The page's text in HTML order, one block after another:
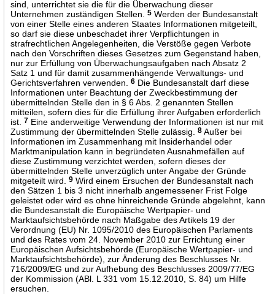
sind, unterrichtet sie die für die Überwachung dieser
Unternehmen zuständigen Stellen.5 Werden der Bundesanstalt
von einer Stelle eines anderen Staates Informationen mitgeteilt,
so darf sie diese unbeschadet ihrer Verpflichtungen in
strafrechtlichen Angelegenheiten, die Verstöße gegen Verbote
nach den Vorschriften dieses Gesetzes zum Gegenstand haben,
nur zur Erfüllung von Überwachungsaufgaben nach Absatz 2
Satz 1 und für damit zusammenhängende Verwaltungs- und
Gerichtsverfahren verwenden.6 Die Bundesanstalt darf diese
Informationen unter Beachtung der Zweckbestimmung der
übermittelnden Stelle den in § 6 Abs. 2 genannten Stellen
mitteilen, sofern dies für die Erfüllung ihrer Aufgaben erforderlich
ist.7 Eine anderweitige Verwendung der Informationen ist nur mit
Zustimmung der übermittelnden Stelle zulässig.8 Außer bei
Informationen im Zusammenhang mit Insiderhandel oder
Marktmanipulation kann in begründeten Ausnahmefällen auf
diese Zustimmung verzichtet werden, sofern dieses der
übermittelnden Stelle unverzüglich unter Angabe der Gründe
mitgeteilt wird.9 Wird einem Ersuchen der Bundesanstalt nach
den Sätzen 1 bis 3 nicht innerhalb angemessener Frist Folge
geleistet oder wird es ohne hinreichende Gründe abgelehnt, kann
die Bundesanstalt die Europäische Wertpapier- und
Marktaufsichtsbehörde nach Maßgabe des Artikels 19 der
Verordnung (EU) Nr. 1095/2010 des Europäischen Parlaments
und des Rates vom 24. November 2010 zur Errichtung einer
Europäischen Aufsichtsbehörde (Europäische Wertpapier- und
Marktaufsichtsbehörde), zur Änderung des Beschlusses Nr.
716/2009/EG und zur Aufhebung des Beschlusses 2009/77/EG
der Kommission (ABl. L 331 vom 15.12.2010, S. 84) um Hilfe
ersuchen.